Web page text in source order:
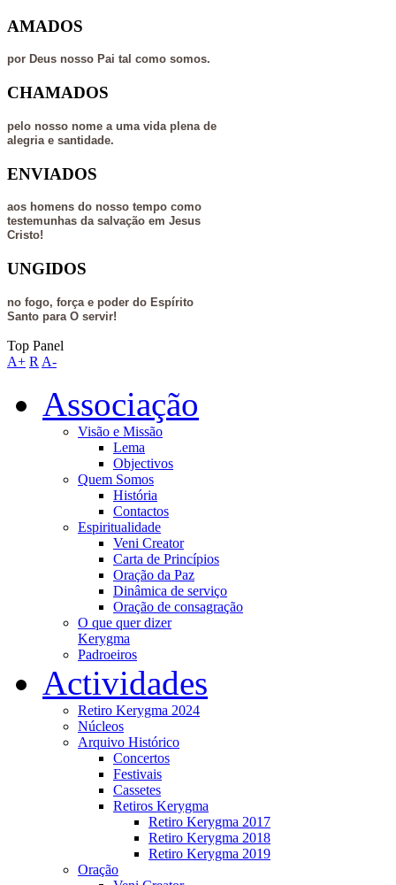
AMADOS
por Deus nosso Pai tal como somos.
CHAMADOS
pelo nosso nome a uma vida plena de
alegria e santidade.
ENVIADOS
aos homens do nosso tempo como
testemunhas da salvação em Jesus
Cristo!
UNGIDOS
no fogo, força e poder do Espírito
Santo para O servir!
Top Panel
A+ R A-
Associação
Visão e Missão
Lema
Objectivos
Quem Somos
História
Contactos
Espiritualidade
Veni Creator
Carta de Princípios
Oração da Paz
Dinâmica de serviço
Oração de consagração
O que quer dizer
Kerygma
Padroeiros
Actividades
Retiro Kerygma 2024
Núcleos
Arquivo Histórico
Concertos
Festivais
Cassetes
Retiros Kerygma
Retiro Kerygma 2017
Retiro Kerygma 2018
Retiro Kerygma 2019
Oração